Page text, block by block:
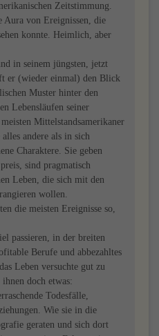
Zeitstimmung.
Aura von Ereignissen, die
konnte. Heimlich, aber
in seinem jüngsten, jetzt
er (wieder einmal) den Blick
Muster hinter den
Lebensläufen seiner
Mittelstandsamerikaner
andere als in sich
Charaktere. Sie geben
sind pragmatisch
Leben, die sich mit den
wollen.
die meisten Ereignisse so,
passieren, in der breiten
Berufe und abbezahltes
Leben versuchte gut zu
doch etwas:
Todesfälle,
Wie sie in die
geraten und sich dort